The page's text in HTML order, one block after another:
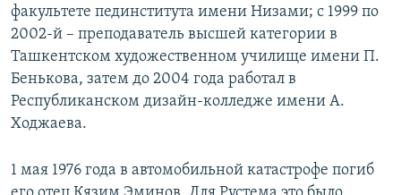
факультете пединститута имени Низами; с 1999 по
2002-й – преподаватель высшей категории в
Ташкентском художественном училище имени П.
Бенькова, затем до 2004 года работал в
Республиканском дизайн-колледже имени А.
Ходжаева.
1 мая 1976 года в автомобильной катастрофе погиб